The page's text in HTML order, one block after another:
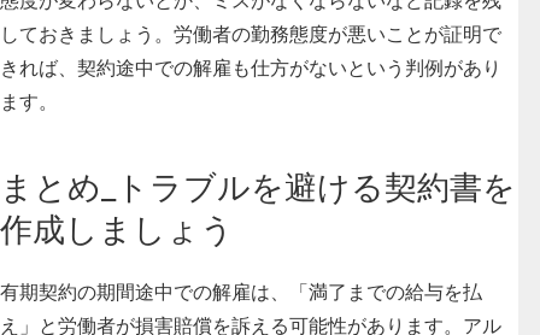
しておきましょう。労働者の勤務態度が悪いことが証明で
きれば、契約途中での解雇も仕方がないという判例があり
ます。
まとめ_トラブルを避ける契約書を
作成しましょう
有期契約の期間途中での解雇は、「満了までの給与を払
え」と労働者が損害賠償を訴える可能性があります。アル